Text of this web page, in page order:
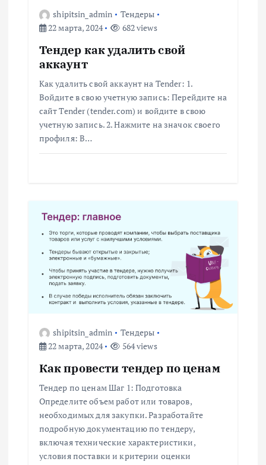
shipitsin_admin
Тендеры
22 марта, 2024
682 views
Тендер как удалить свой
аккаунт
Как удалить свой аккаунт на Tender: 1.
Войдите в свою учетную запись: Перейдите на
сайт Tender (tender.com) и войдите в свою
учетную запись. 2. Нажмите на значок своего
профиля: В…
shipitsin_admin
Тендеры
22 марта, 2024
564 views
Как провести тендер по ценам
Тендер по ценам Шаг 1: Подготовка
Определите объем работ или товаров,
необходимых для закупки. Разработайте
подробную документацию по тендеру,
включая технические характеристики,
условия поставки и критерии оценки